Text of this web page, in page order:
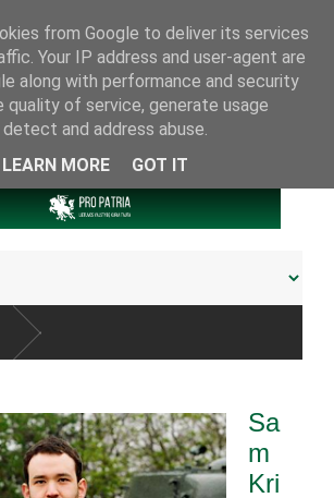
Sa
m
Kri
from Google to deliver its services
Your IP address and user-agent are
along with performance and security
quality of service, generate usage
and address abuse.
LEARN MORE
GOT IT